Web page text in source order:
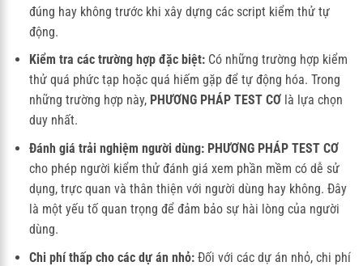
đúng hay không trước khi xây dựng các script kiểm thử tự
động.
Kiểm tra các trường hợp đặc biệt:Có những trường hợp kiểm
thử quá phức tạp hoặc quá hiếm gặp để tự động hóa. Trong
những trường hợp này, PHƯƠNG PHÁP TEST CƠlà lựa chọn
duy nhất.
Đánh giá trải nghiệm người dùng: PHƯƠNG PHÁP TEST CƠ
cho phép người kiểm thử đánh giá xem phần mềm có dễ sử
dụng, trực quan và thân thiện với người dùng hay không. Đây
là một yếu tố quan trọng để đảm bảo sự hài lòng của người
dùng.
Chi phí thấp cho các dự án nhỏ:Đối với các dự án nhỏ, chi phí